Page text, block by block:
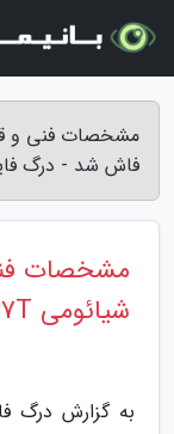
فاش شد - درگ
مشخصات
شیائومی 17T و 17T پرو فاش شد
به گزارش درگ